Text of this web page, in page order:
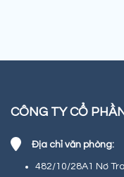
CÔNG TY CỔ
Địa chỉ văn phòng:
482/10/28A1 Nơ